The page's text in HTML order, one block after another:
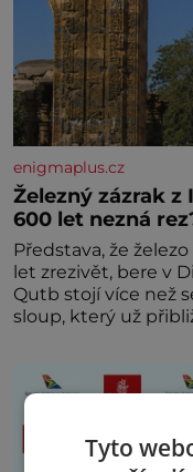
enigmaplus.cz
Železný zázrak z
600 let nezná
Představa, že
let zrezivět, bere v
Qutb stojí více než
sloup, který už
Tyto